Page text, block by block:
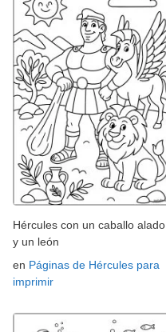
Hércules con un caballo alado
y un león
en Páginas de Hércules para
imprimir